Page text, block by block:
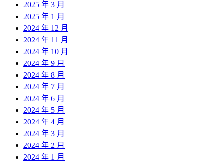
2025 年 3 月
2025 年 1 月
2024 年 12 月
2024 年 11 月
2024 年 10 月
2024 年 9 月
2024 年 8 月
2024 年 7 月
2024 年 6 月
2024 年 5 月
2024 年 4 月
2024 年 3 月
2024 年 2 月
2024 年 1 月